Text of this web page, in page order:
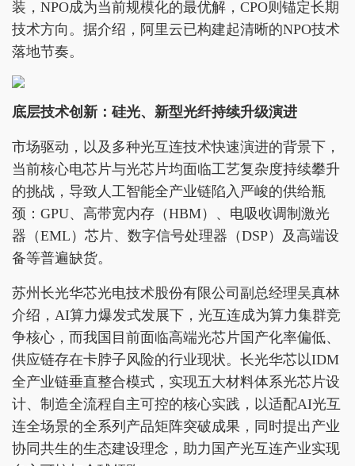
装，NPO成为当前规模化的最优解，CPO则锚定长期
技术方向。据介绍，阿里云已构建起清晰的NPO技术
落地节奏。
底层技术创新：硅光、新型光纤持续升级演进
市场驱动，以及多种光互连技术快速演进的背景下，
当前核心电芯片与光芯片均面临工艺复杂度持续攀升
的挑战，导致人工智能全产业链陷入严峻的供给瓶
颈：GPU、高带宽内存（HBM）、电吸收调制激光
器（EML）芯片、数字信号处理器（DSP）及高端设
备等普遍缺货。
苏州长光华芯光电技术股份有限公司副总经理吴真林
介绍，AI算力爆发式发展下，光互连成为算力集群竞
争核心，而我国目前面临高端光芯片国产化率偏低、
供应链存在卡脖子风险的行业现状。长光华芯以IDM
全产业链垂直整合模式，实现五大材料体系光芯片设
计、制造全流程自主可控的核心实践，以适配AI光互
连全场景的全系列产品矩阵突破成果，同时提出产业
协同共生的生态建设理念，助力国产光互连产业实现